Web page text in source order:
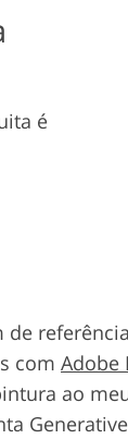
é
com Adobe
ao